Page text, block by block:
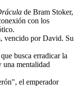
de Bram Stoker,
con los
vencido por David. Su
busca erradicar la
una mentalidad
el emperador